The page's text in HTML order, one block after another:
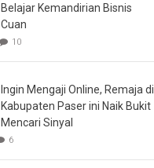
Belajar Kemandirian Bisnis
Cuan
10
Ingin Mengaji Online, Remaja di
Kabupaten Paser ini Naik Bukit
Mencari Sinyal
6